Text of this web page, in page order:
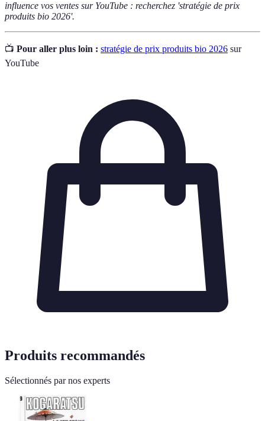
influence vos ventes sur YouTube : recherchez 'stratégie de prix
produits bio 2026'.
📺 Pour aller plus loin : stratégie de prix produits bio 2026 sur
YouTube
Produits recommandés
Sélectionnés par nos experts